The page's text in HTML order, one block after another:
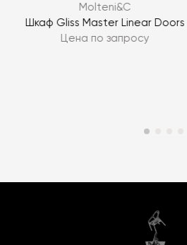
Molteni&C
Шкаф Gliss Master Linear Doors
Цена по запросу